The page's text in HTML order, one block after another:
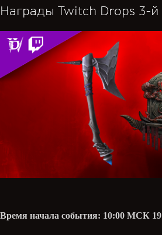
Награды Twitch Drops 3-
Время начала события: 10:00 МСК